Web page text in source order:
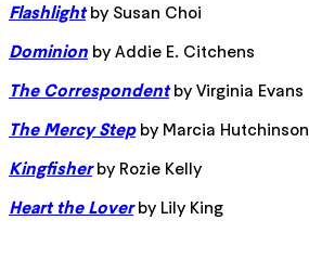
Flashlightby Susan Choi
Dominion by Addie E. Citchens
The Correspondentby Virginia Evans
The Mercy Stepby Marcia Hutchinson
Kingfisherby Rozie Kelly
Heart the Lover by Lily King